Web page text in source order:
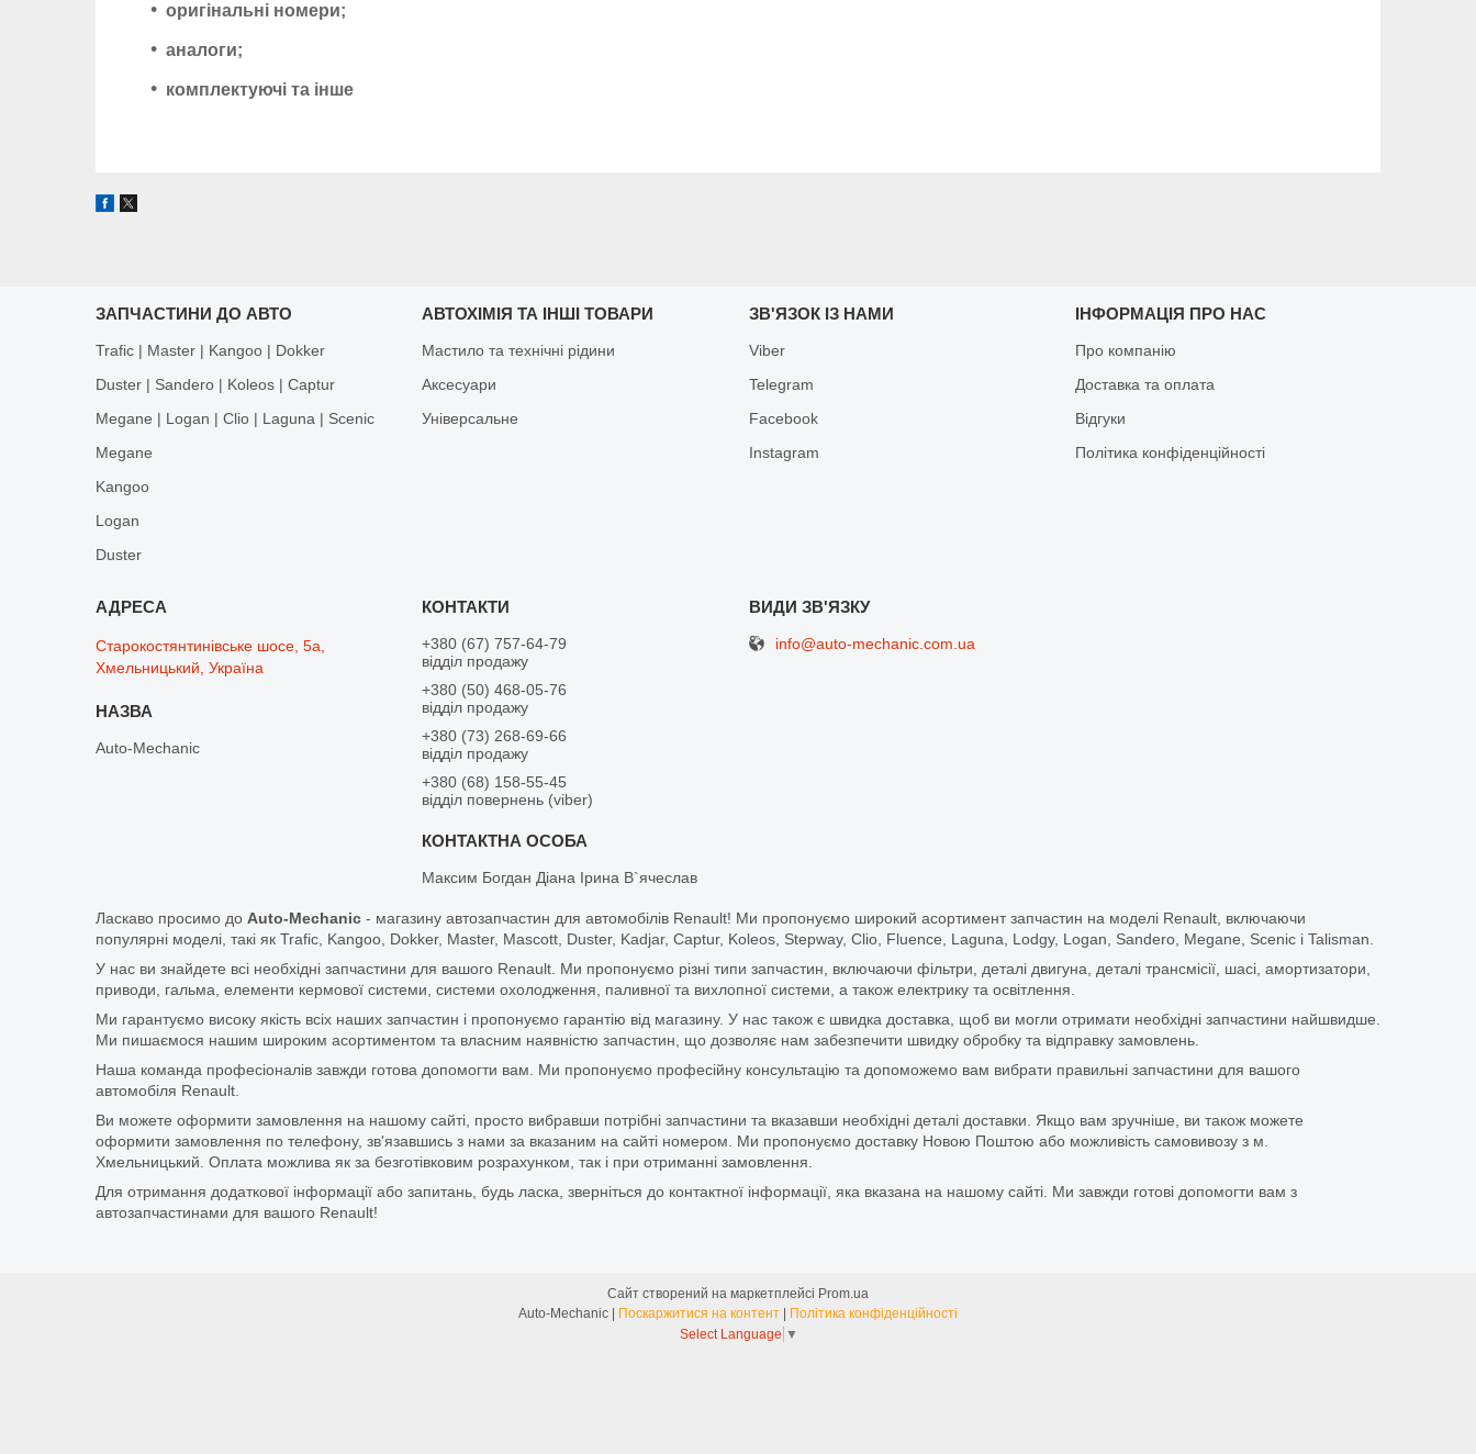
оригінальні номери;
аналоги;
комплектуючі та інше
ЗАПЧАСТИНИ ДО АВТО
Trafic | Master | Kangoo | Dokker
Duster | Sandero | Koleos | Captur
Megane | Logan | Clio | Laguna | Scenic
Megane
Kangoo
Logan
Duster
АВТОХІМІЯ ТА ІНШІ ТОВАРИ
Мастило та технічні рідини
Аксесуари
Універсальне
ЗВ'ЯЗОК ІЗ НАМИ
Viber
Telegram
Facebook
Іnstagram
ІНФОРМАЦІЯ ПРО НАС
Про компанію
Доставка та оплата
Відгуки
Політика конфіденційності
Старокостянтинівське шосе, 5а,
Хмельницький, Україна
Auto-Mechanic
+380 (67) 757-64-79
відділ продажу
+380 (50) 468-05-76
відділ продажу
+380 (73) 268-69-66
відділ продажу
+380 (68) 158-55-45
відділ повернень (viber)
Максим Богдан Діана Ірина В`ячеслав
info@auto-mechanic.com.ua
Ласкаво просимо до Auto-Mechanic - магазину автозапчастин для автомобілів Renault! Ми пропонуємо широкий асортимент запчастин на моделі Renault, включаючи
популярні моделі, такі як Trafic, Kangoo, Dokker, Master, Mascott, Duster, Kadjar, Captur, Koleos, Stepway, Clio, Fluence, Laguna, Lodgy, Logan, Sandero, Megane, Scenic і Talisman.
У нас ви знайдете всі необхідні запчастини для вашого Renault. Ми пропонуємо різні типи запчастин, включаючи фільтри, деталі двигуна, деталі трансмісії, шасі, амортизатори,
приводи, гальма, елементи кермової системи, системи охолодження, паливної та вихлопної системи, а також електрику та освітлення.
Ми гарантуємо високу якість всіх наших запчастин і пропонуємо гарантію від магазину. У нас також є швидка доставка, щоб ви могли отримати необхідні запчастини найшвидше.
Ми пишаємося нашим широким асортиментом та власним наявністю запчастин, що дозволяє нам забезпечити швидку обробку та відправку замовлень.
Наша команда професіоналів завжди готова допомогти вам. Ми пропонуємо професійну консультацію та допоможемо вам вибрати правильні запчастини для вашого
автомобіля Renault.
Ви можете оформити замовлення на нашому сайті, просто вибравши потрібні запчастини та вказавши необхідні деталі доставки. Якщо вам зручніше, ви також можете
оформити замовлення по телефону, зв'язавшись з нами за вказаним на сайті номером. Ми пропонуємо доставку Новою Поштою або можливість самовивозу з м.
Хмельницький. Оплата можлива як за безготівковим розрахунком, так і при отриманні замовлення.
Для отримання додаткової інформації або запитань, будь ласка, зверніться до контактної інформації, яка вказана на нашому сайті. Ми завжди готові допомогти вам з
автозапчастинами для вашого Renault!
Сайт створений на маркетплейсі Prom.ua
Поскаржитися на контент
Політика конфіденційності
Select Language ▼